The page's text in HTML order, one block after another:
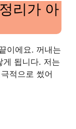
리가 아
이에요. 꺼내는
게 됩니다. 저는
적으로 썼어